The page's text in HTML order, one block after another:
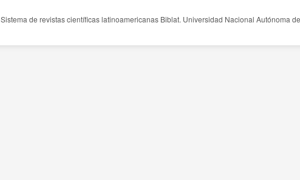
Sistema de revistas científicas latinoamericanas Biblat. Universidad Nacional Autónoma